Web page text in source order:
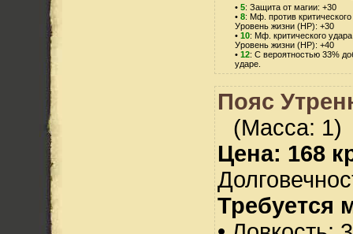
• 5: Защита от магии: +30
• 8: Мф. против
Уровень жизни (HP): +30
• 10: Мф. критического
Уровень жизни (HP): +40
• 12: С вероятностью 33%
ударе.
Пояс
(Масса: 1)
Цена: 168
Требуется